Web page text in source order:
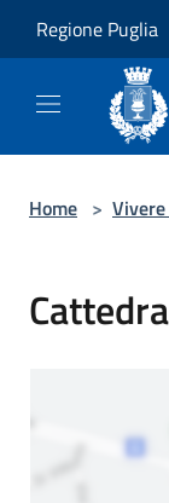
Regione Puglia
Home >